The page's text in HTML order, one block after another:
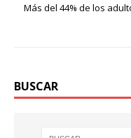
Más del 44% de los
BUSCAR